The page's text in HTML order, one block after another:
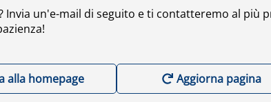
Invia un'e-mail di seguito e ti contatteremo al più
alla homepage Aggiorna pagina